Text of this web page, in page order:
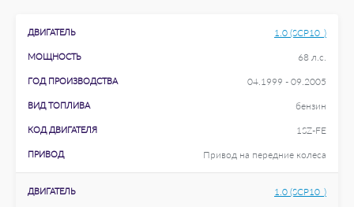
ДВИГАТЕЛЬ 1.0 (SCP10_)
МОЩНОСТЬ 68 л.с.
ГОД ПРОИЗВОДСТВА 04.1999 - 09.2005
ВИД ТОПЛИВА бензин
КОД ДВИГАТЕЛЯ 1SZ-FE
ПРИВОД Привод на передние колеса
ДВИГАТЕЛЬ 1.0 (SCP10_)